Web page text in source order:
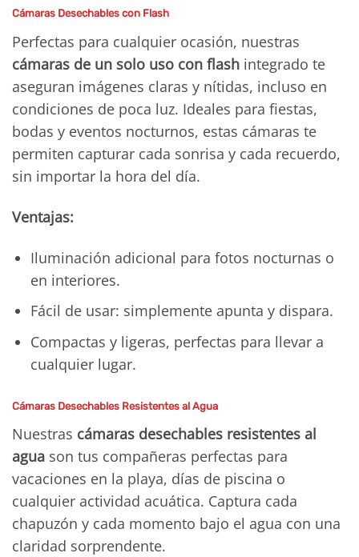
Cámaras Desechables con Flash
Perfectas para cualquier ocasión, nuestras
cámaras de un solo uso con flash integrado te
aseguran imágenes claras y nítidas, incluso en
condiciones de poca luz. Ideales para fiestas,
bodas y eventos nocturnos, estas cámaras te
permiten capturar cada sonrisa y cada recuerdo,
sin importar la hora del día.
Ventajas:
Iluminación adicional para fotos nocturnas o
en interiores.
Fácil de usar: simplemente apunta y dispara.
Compactas y ligeras, perfectas para llevar a
cualquier lugar.
Cámaras Desechables Resistentes al Agua
Nuestras cámaras desechables resistentes al
agua son tus compañeras perfectas para
vacaciones en la playa, días de piscina o
cualquier actividad acuática. Captura cada
chapuzón y cada momento bajo el agua con una
claridad sorprendente.